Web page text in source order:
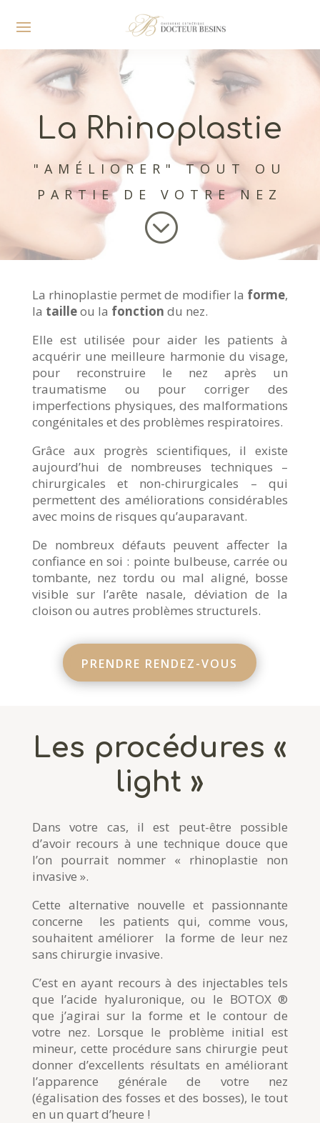
La Rhinoplastie
"AMÉLIORER" TOUT OU
PARTIE DE VOTRE NEZ
;
La rhinoplastie permet de modifier la forme,
la tailleou la fonction du nez.
Elle est utilisée pour aider les patients à
acquérir une meilleure harmonie du visage,
pour reconstruire le nez après un
traumatisme ou pour corriger des
imperfections physiques, des malformations
congénitales et des problèmes respiratoires.
Grâce aux progrès scientifiques, il existe
aujourd’hui de nombreuses techniques –
chirurgicales et non-chirurgicales – qui
permettent des améliorations considérables
avec moins de risques qu’auparavant.
De nombreux défauts peuvent affecter la
confiance en soi : pointe bulbeuse, carrée ou
tombante, nez tordu ou mal aligné, bosse
visible sur l’arête nasale, déviation de la
cloison ou autres problèmes structurels.
PRENDRE RENDEZ-VOUS
Les procédures «
light »
Dans votre cas, il est peut-être possible
d’avoir recours à une technique douce que
l’on pourrait nommer « rhinoplastie non
invasive ».
Cette alternative nouvelle et passionnante
concerne les patients qui, comme vous,
souhaitent améliorer la forme de leur nez
sans chirurgie invasive.
C’est en ayant recours à des injectables tels
que l’acide hyaluronique, ou le BOTOX ®
que j’agirai sur la forme et le contour de
votre nez. Lorsque le problème initial est
mineur, cette procédure sans chirurgie peut
donner d’excellents résultats en améliorant
l’apparence générale de votre nez
(égalisation des fosses et des bosses), le tout
en un quart d’heure !